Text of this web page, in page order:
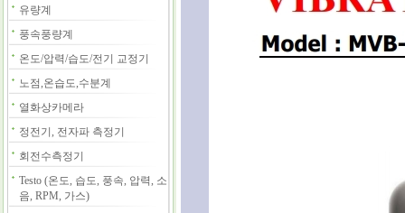
유량계
풍속풍량계
온도/압력/습도/전기 교정기
노점,온습도,수분계
열화상카메라
정전기, 전자파 측정기
회전수측정기
Testo (온도, 습도, 풍속, 압력, 소
음, RPM, 가스)